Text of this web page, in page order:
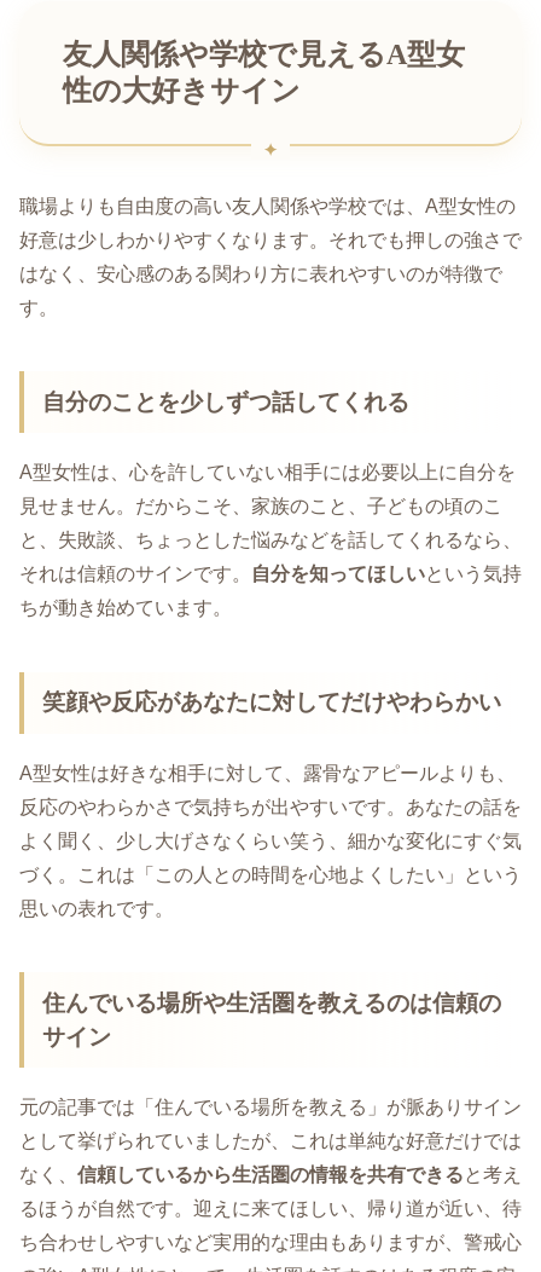
友人関係や学校で見えるA型女
性の大好きサイン
職場よりも自由度の高い友人関係や学校では、A型女性の
好意は少しわかりやすくなります。それでも押しの強さで
はなく、安心感のある関わり方に表れやすいのが特徴で
す。
自分のことを少しずつ話してくれる
A型女性は、心を許していない相手には必要以上に自分を
見せません。だからこそ、家族のこと、子どもの頃のこ
と、失敗談、ちょっとした悩みなどを話してくれるなら、
それは信頼のサインです。
自分を知ってほしいという気持
ちが動き始めています。
笑顔や反応があなたに対してだけやわらかい
A型女性は好きな相手に対して、露骨なアピールよりも、
反応のやわらかさで気持ちが出やすいです。あなたの話を
よく聞く、少し大げさなくらい笑う、細かな変化にすぐ気
づく。これは「この人との時間を心地よくしたい」という
思いの表れです。
住んでいる場所や生活圏を教えるのは信頼の
サイン
元の記事では「住んでいる場所を教える」が脈ありサイン
として挙げられていましたが、これは単純な好意だけでは
なく、 信頼しているから生活圏の情報を共有できると考え
るほうが自然です。迎えに来てほしい、帰り道が近い、待
ち合わせしやすいなど実用的な理由もありますが、警戒心